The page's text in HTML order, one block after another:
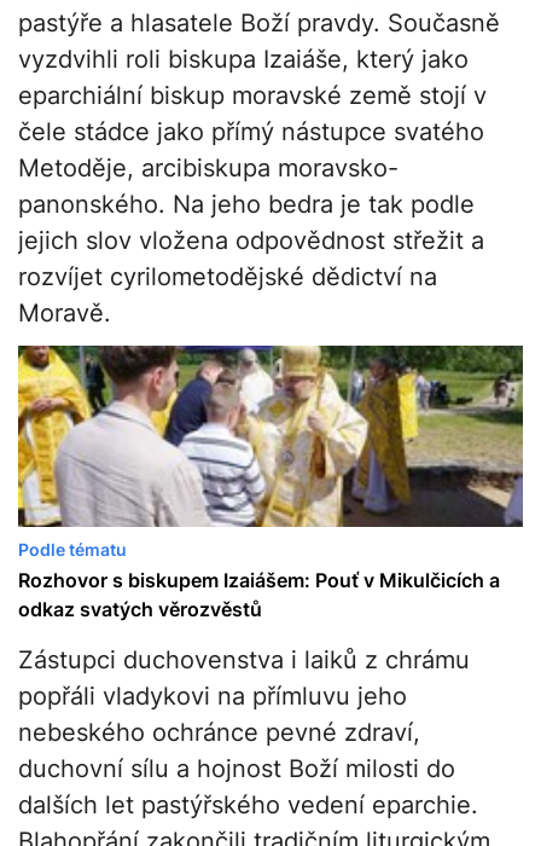
pastýře a hlasatele Boží pravdy. Současně
vyzdvihli roli biskupa Izaiáše, který jako
eparchiální biskup moravské země stojí v
čele stádce jako přímý nástupce svatého
Metoděje, arcibiskupa moravsko-
panonského. Na jeho bedra je tak podle
jejich slov vložena odpovědnost střežit a
rozvíjet cyrilometodějské dědictví na
Moravě.
Podle tématu
Rozhovor s biskupem Izaiášem: Pouť v Mikulčicích a
odkaz svatých věrozvěstů
Zástupci duchovenstva i laiků z chrámu
popřáli vladykovi na přímluvu jeho
nebeského ochránce pevné zdraví,
duchovní sílu a hojnost Boží milosti do
dalších let pastýřského vedení eparchie.